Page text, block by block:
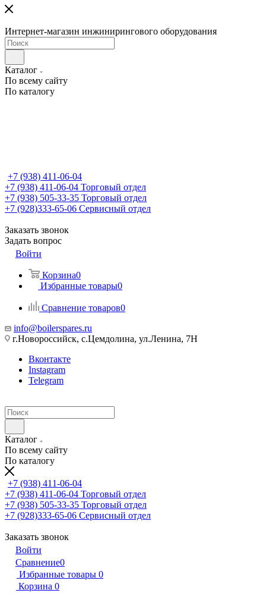
Интернет-магазин инжинирингового оборудования
Каталог
По всему сайту
По каталогу
+7 (938) 411-06-04
+7 (938) 411-06-04 Торговый отдел
+7 (938) 505-33-35 Торговый отдел
+7 (928)333-65-06 Сервисный отдел
Заказать звонок
Задать вопрос
Войти
Корзина0
Избранные товары0
Сравнение товаров0
info@boilerspares.ru
г.Новороссийск, с.Цемдолина, ул.Ленина, 7Н
Вконтакте
Instagram
Telegram
Каталог
По всему сайту
По каталогу
+7 (938) 411-06-04
+7 (938) 411-06-04 Торговый отдел
+7 (938) 505-33-35 Торговый отдел
+7 (928)333-65-06 Сервисный отдел
Заказать звонок
Войти
Сравнение0
Избранные товары 0
Корзина 0